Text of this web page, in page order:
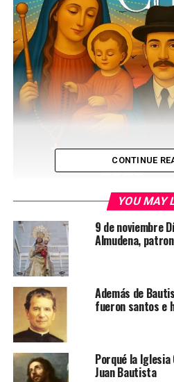
Feria de La Chinita en España
Se cumplen 316 años de la
lago
La historia relata que la mujer
sin imaginar que allí
CONTINUE
YOU MAY
9 de noviembre
Almudena,
Además de
fueron santos e
Porqué la
Juan Bautista